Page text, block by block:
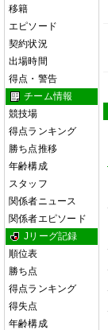
移籍
エピソード
契約状況
出場時間
得点・警告
チーム情報
競技場
得点ランキング
勝ち点推移
年齢構成
スタッフ
関係者ニュース
関係者エピソード
Jリーグ記録
順位表
勝ち点
得点ランキング
得失点
年齢構成